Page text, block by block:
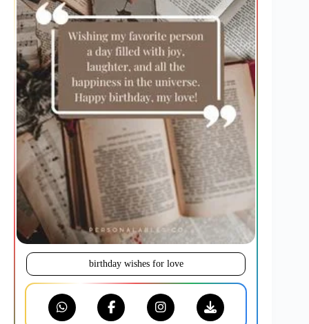
birthday wishes for love